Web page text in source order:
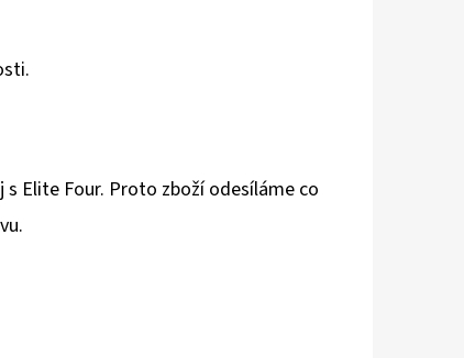
s Elite Four. Proto zboží odesíláme co